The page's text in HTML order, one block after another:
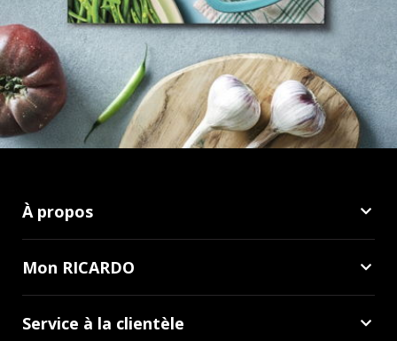
À propos
Mon RICARDO
Service à la clientèle